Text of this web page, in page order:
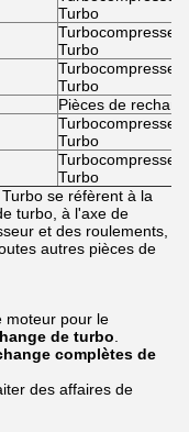
Turbo
Turbo
Turbo
Pièces de
Turbo
Turbo
se réfèrent à la
turbo, à l'axe de
et des roulements,
autres pièces de
moteur pour le
de turbo
complètes de
des affaires de